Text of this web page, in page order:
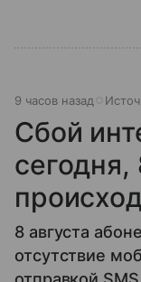
9 часов назад
Сбой
сегодня,
8 августа
отсутствие